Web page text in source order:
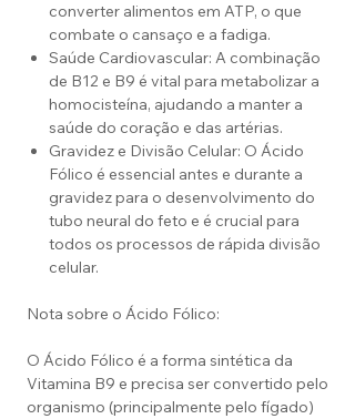
converter alimentos em ATP, o que
combate o cansaço e a fadiga.
Saúde Cardiovascular: A combinação
de B12 e B9 é vital para metabolizar a
homocisteína, ajudando a manter a
saúde do coração e das artérias.
Gravidez e Divisão Celular: O Ácido
Fólico é essencial antes e durante a
gravidez para o desenvolvimento do
tubo neural do feto e é crucial para
todos os processos de rápida divisão
celular.
Nota sobre o Ácido Fólico:
O Ácido Fólico é a forma sintética da
Vitamina B9 e precisa ser convertido pelo
organismo (principalmente pelo fígado)